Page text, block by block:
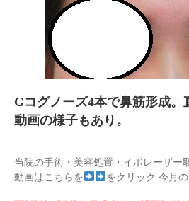
Gコグノーズ4本で鼻筋形成。
動画の様子もあり。
当院の手術・美容処置・イボレーザー
動画はこちらを
をクリック 今月